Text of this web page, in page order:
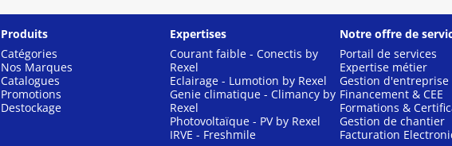
Produits
Catégories
Nos Marques
Catalogues
Promotions
Destockage
Expertises
Courant faible - Conectis by
Rexel
Eclairage - Lumotion by Rexel
Genie climatique - Climancy by
Rexel
Photovoltaïque - PV by Rexel
IRVE - Freshmile
Notre offre de
Portail de services
Expertise métier
Gestion d'entreprise
Financement & CEE
Formations &
Gestion de chantier
Facturation